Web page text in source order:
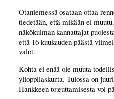
Otaniemessä osataan ottaa
tiedetään, että mikään ei
näkökulman kannattajat
että 16 kuukauden päästä
valot.
Kohta ei enää ole muuta
ylioppilaskunta. Tulossa on
Hankkeen toteuttamisesta voi